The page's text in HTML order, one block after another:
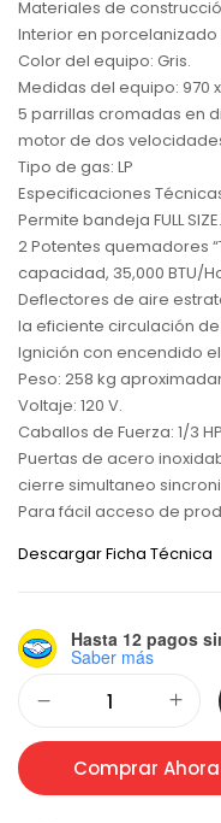
Materiales de
Interior en
Color del equipo: Gris.
Medidas del equipo: 970 x
5 parrillas cromadas en
motor de dos
Tipo de gas: LP
Especificaciones
Permite bandeja FULL SIZE.
2 Potentes quemadores
capacidad, 35,000 BTU/
Deflectores de aire
la eficiente circulación
Ignición con encendido
Peso: 258 kg
Voltaje: 120 V.
Caballos de Fuerza: 1/3
Puertas de acero
cierre simultaneo
Para fácil acceso de
Descargar Ficha Técnica
Hasta 12 pagos
Saber más
Comprar Ahora